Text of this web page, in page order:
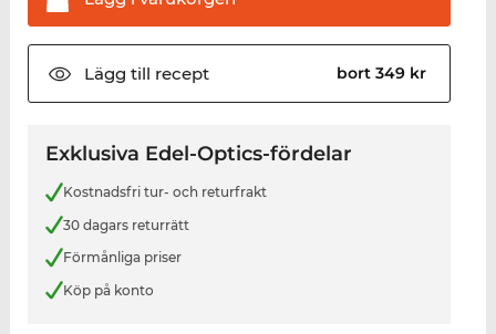
Lägg till recept bort 349 kr
Exklusiva Edel-Optics-fördelar
Kostnadsfri tur- och returfrakt
30 dagars returrätt
Förmånliga priser
Köp på konto